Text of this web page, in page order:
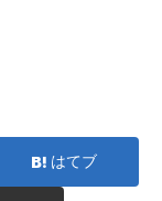
はてブ